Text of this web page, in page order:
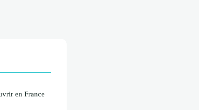
en France